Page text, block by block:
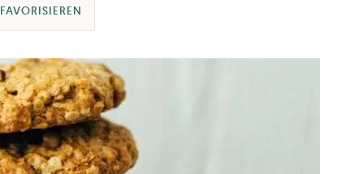
FAVORISIEREN